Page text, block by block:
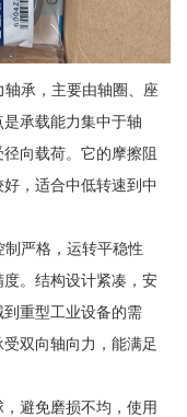
承，主要由轴圈、座
承载能力集中于轴
向载荷。它的摩擦阻
，适合中低转速到中
严格，运转平稳性
。结构设计紧凑，安
重型工业设备的需
双向轴向力，能满足
避免磨损不均，使用